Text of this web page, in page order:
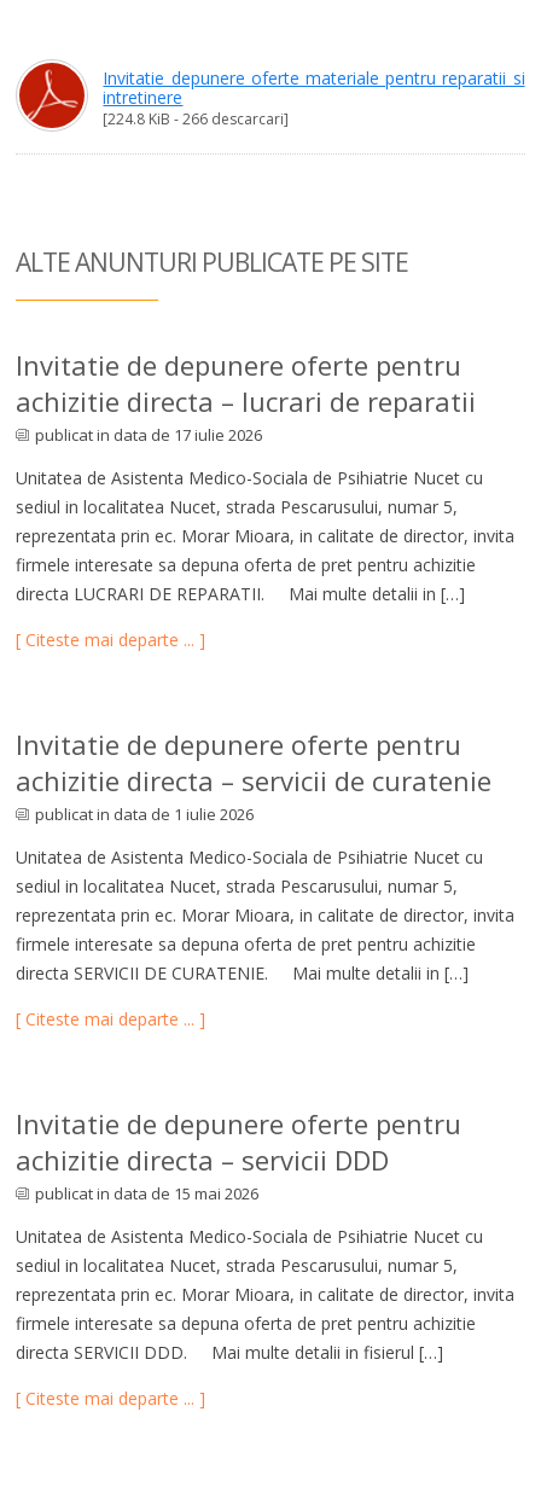
Invitatie depunere oferte materiale pentru reparatii si
intretinere
[224.8 KiB - 266 descarcari]
ALTE ANUNTURI PUBLICATE PE SITE
Invitatie de depunere oferte pentru
achizitie directa – lucrari de reparatii
publicat in data de 17 iulie 2026
Unitatea de Asistenta Medico-Sociala de Psihiatrie Nucet cu
sediul in localitatea Nucet, strada Pescarusului, numar 5,
reprezentata prin ec. Morar Mioara, in calitate de director, invita
firmele interesate sa depuna oferta de pret pentru achizitie
directa LUCRARI DE REPARATII. Mai multe detalii in […]
[ Citeste mai departe ... ]
Invitatie de depunere oferte pentru
achizitie directa – servicii de curatenie
publicat in data de 1 iulie 2026
Unitatea de Asistenta Medico-Sociala de Psihiatrie Nucet cu
sediul in localitatea Nucet, strada Pescarusului, numar 5,
reprezentata prin ec. Morar Mioara, in calitate de director, invita
firmele interesate sa depuna oferta de pret pentru achizitie
directa SERVICII DE CURATENIE. Mai multe detalii in […]
[ Citeste mai departe ... ]
Invitatie de depunere oferte pentru
achizitie directa – servicii DDD
publicat in data de 15 mai 2026
Unitatea de Asistenta Medico-Sociala de Psihiatrie Nucet cu
sediul in localitatea Nucet, strada Pescarusului, numar 5,
reprezentata prin ec. Morar Mioara, in calitate de director, invita
firmele interesate sa depuna oferta de pret pentru achizitie
directa SERVICII DDD. Mai multe detalii in fisierul […]
[ Citeste mai departe ... ]